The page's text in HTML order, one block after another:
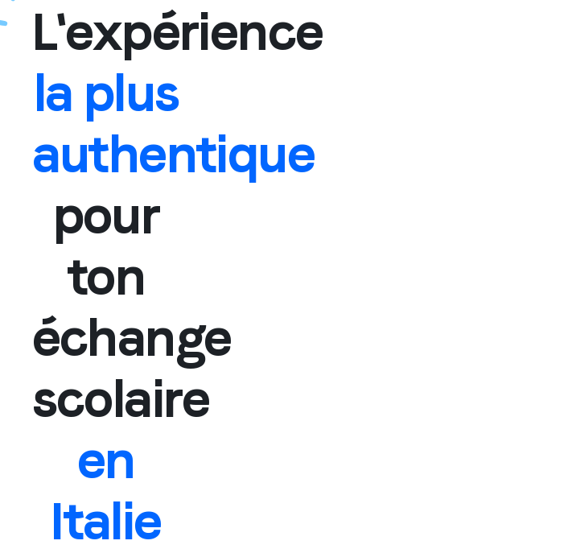
L'expérience
la plus
authentique
pour
ton
échange
scolaire
en
Italie